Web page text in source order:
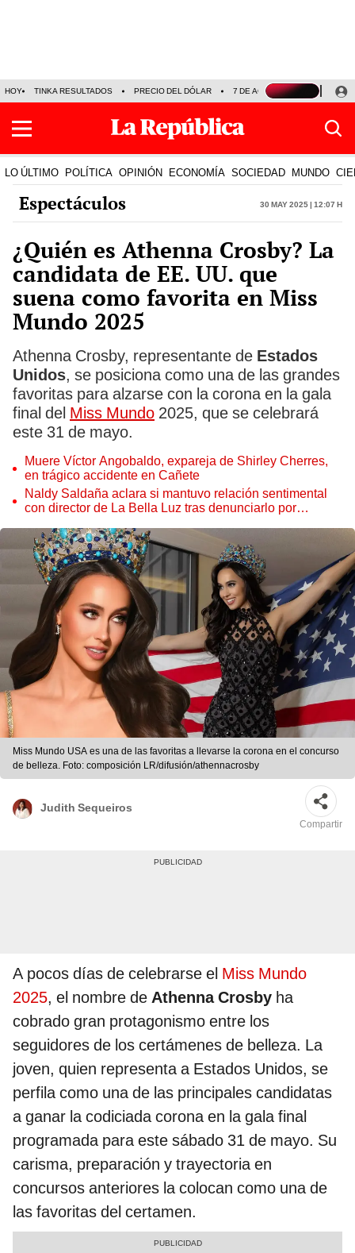
HOY TINKA RESULTADOS PRECIO DEL DÓLAR 7 DE AGOSTO OLLANTA
LO ÚLTIMO POLÍTICA OPINIÓN ECONOMÍA SOCIEDAD MUNDO
Espectáculos 30 May 2025 | 12:07 h
¿Quién es Athenna Crosby? La
candidata de EE. UU. que
suena como favorita en Miss
Mundo 2025
Athenna Crosby, representante de Estados
Unidos, se posiciona como una de las grandes
favoritas para alzarse con la corona en la gala
final del Miss Mundo 2025, que se celebrará
este 31 de mayo.
Muere Víctor Angobaldo, expareja de Shirley Cherres,
en trágico accidente en Cañete
Naldy Saldaña aclara si mantuvo relación sentimental
con director de La Bella Luz tras denunciarlo por
Miss Mundo USA es una de las favoritas a llevarse la corona en el concurso
de belleza. Foto: composición LR/difusión/athennacrosby
Judith Sequeiros
Compartir
A pocos días de celebrarse el Miss Mundo
2025, el nombre de Athenna Crosby ha
cobrado gran protagonismo entre los
seguidores de los certámenes de belleza. La
joven, quien representa a Estados Unidos, se
perfila como una de las principales candidatas
a ganar la codiciada corona en la gala final
programada para este sábado 31 de mayo. Su
carisma, preparación y trayectoria en
concursos anteriores la colocan como una de
las favoritas del certamen.